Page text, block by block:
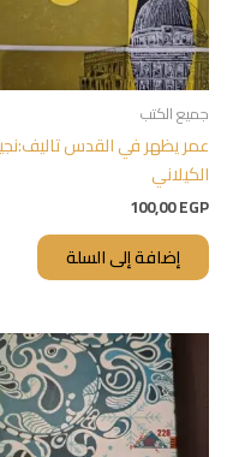
جميع الكتب
عمر يظهر في القدس
الكيلاني
100,00EGP
إضافة إلى السلة